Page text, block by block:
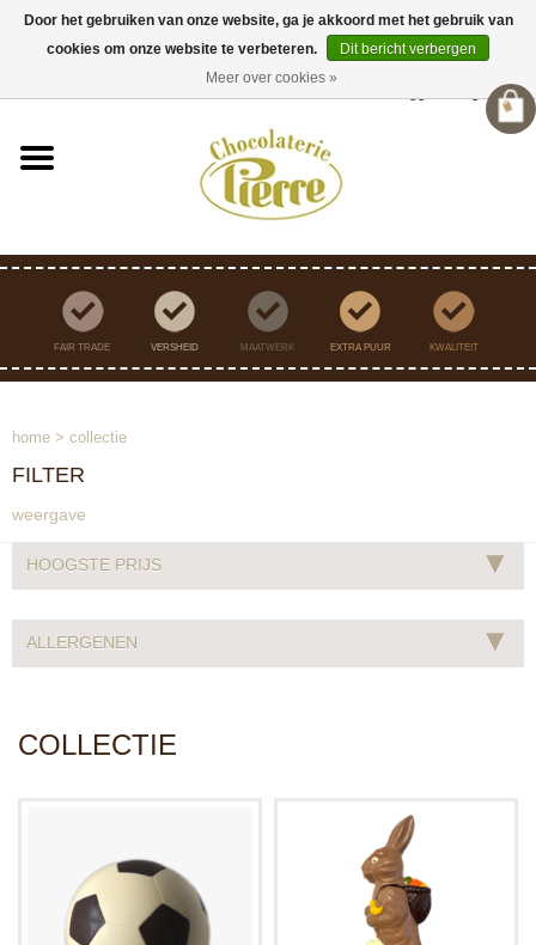
Verzending binnen Nederland vanaf €45,- gratis
Registreren
FAIR TRADE VERSHEID MAATWERK EXTRA PUUR KWALITEIT
home > collectie
FILTER
weergave
HOOGSTE PRIJS ▾
ALLERGENEN ▾
COLLECTIE
Door het gebruiken van onze website, ga je akkoord met het gebruik van
cookies om onze website te verbeteren.
Dit bericht verbergen
Meer over cookies »